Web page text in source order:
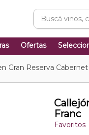
Ofertas
Gran Reserva
Franc
Favoritos